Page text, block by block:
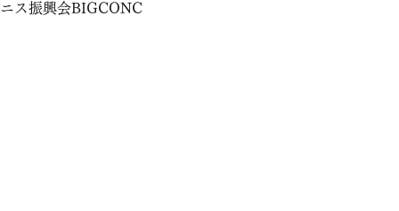
ス振興会BIGCONC